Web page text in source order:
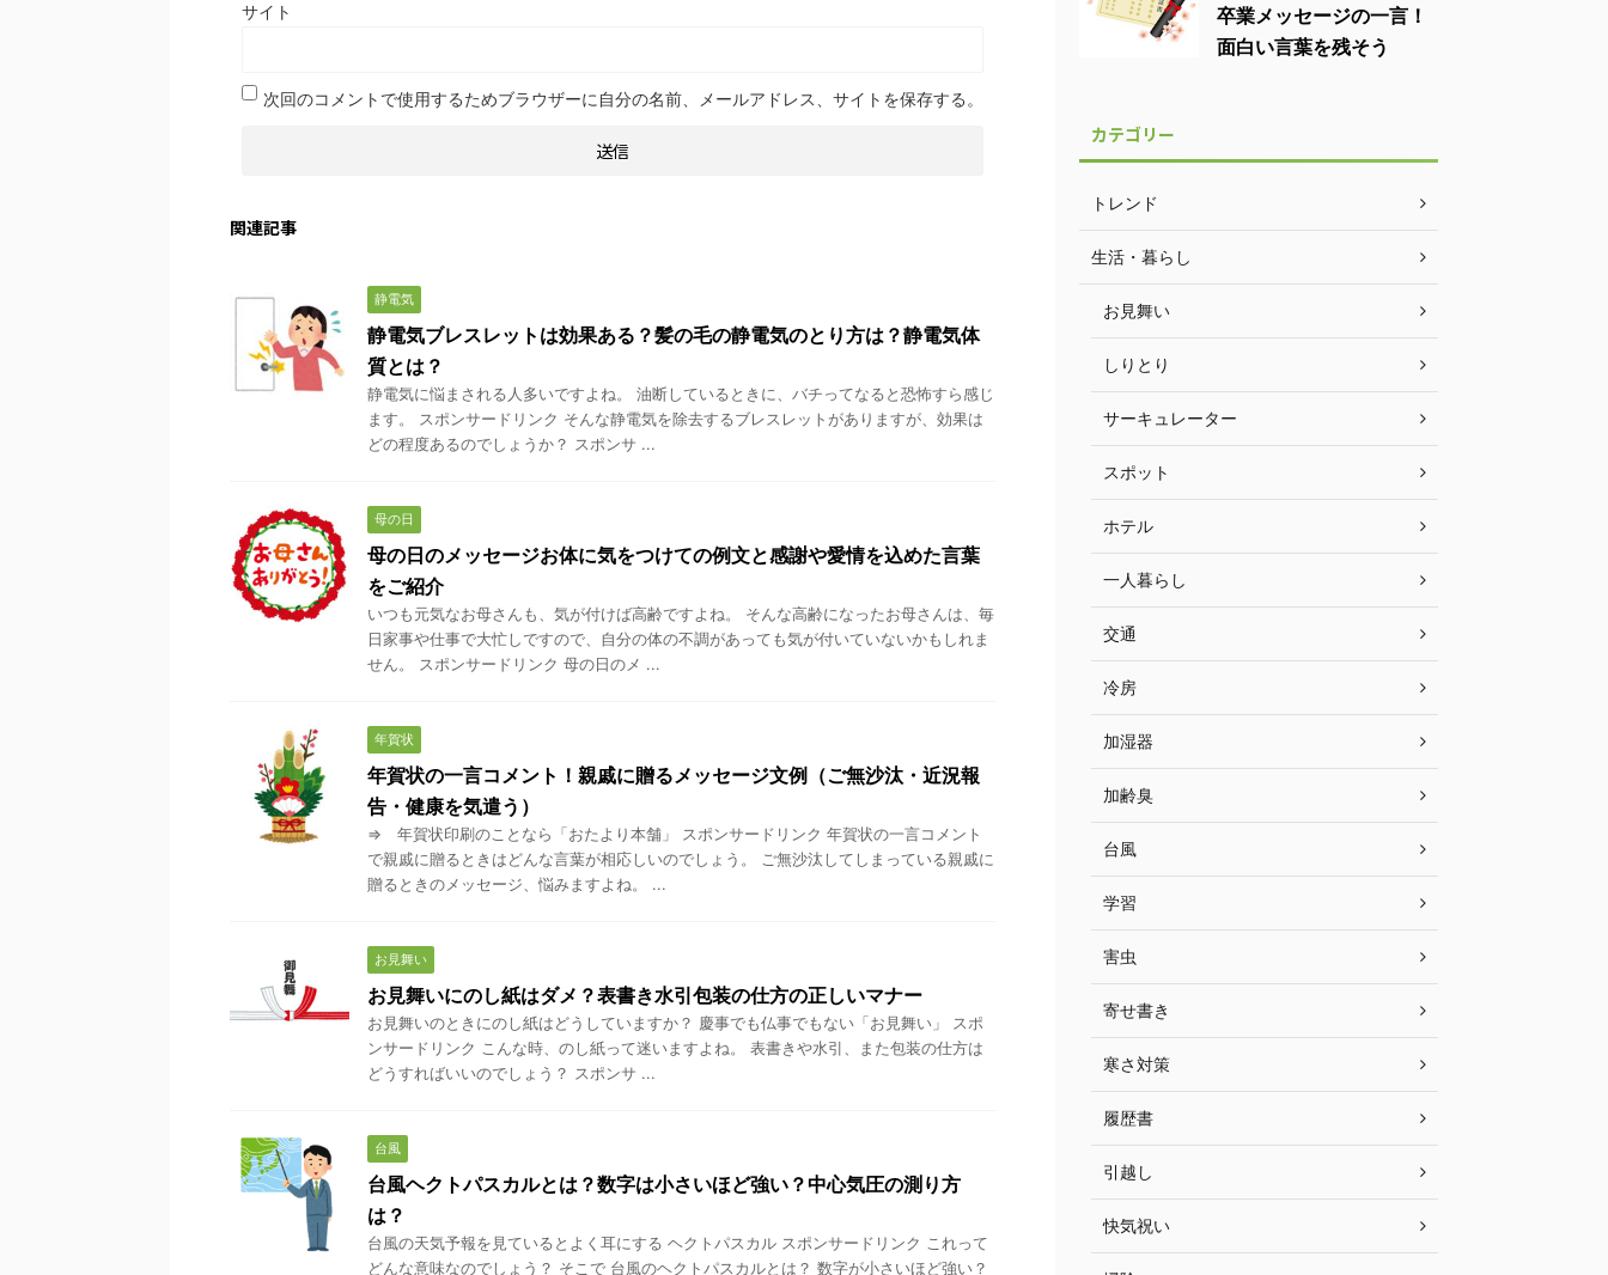
サイト
次回のコメントで使用するためブラウザーに自分の名前、メールアドレス、サイトを保存する。
関連記事
静電気
静電気ブレスレットは効果ある？髪の毛の静電気のとり方は？静電気体
質とは？
静電気に悩まされる人多いですよね。 油断しているときに、バチってなると恐怖すら感じ
ます。 スポンサードリンク そんな静電気を除去するブレスレットがありますが、効果は
どの程度あるのでしょうか？ スポンサ ...
母の日
母の日のメッセージお体に気をつけての例文と感謝や愛情を込めた言葉
をご紹介
いつも元気なお母さんも、気が付けば高齢ですよね。 そんな高齢になったお母さんは、毎
日家事や仕事で大忙しですので、自分の体の不調があっても気が付いていないかもしれま
せん。 スポンサードリンク 母の日のメ ...
年賀状
年賀状の一言コメント！親戚に贈るメッセージ文例（ご無沙汰・近況報
告・健康を気遣う）
⇒ 年賀状印刷のことなら「おたより本舗」 スポンサードリンク 年賀状の一言コメント
で親戚に贈るときはどんな言葉が相応しいのでしょう。 ご無沙汰してしまっている親戚に
贈るときのメッセージ、悩みますよね。 ...
お見舞い
お見舞いにのし紙はダメ？表書き水引包装の仕方の正しいマナー
お見舞いのときにのし紙はどうしていますか？ 慶事でも仏事でもない「お見舞い」 スポ
ンサードリンク こんな時、のし紙って迷いますよね。 表書きや水引、また包装の仕方は
どうすればいいのでしょう？ スポンサ ...
台風
台風ヘクトパスカルとは？数字は小さいほど強い？中心気圧の測り方
は？
台風の天気予報を見ているとよく耳にする ヘクトパスカル スポンサードリンク これって
どんな意味なのでしょう？ そこで 台風のヘクトパスカルとは？ 数字が小さいほど強い？
卒業メッセージの一言！
面白い言葉を残そう
カテゴリー
トレンド
生活・暮らし
お見舞い
しりとり
サーキュレーター
スポット
ホテル
一人暮らし
交通
冷房
加湿器
加齢臭
台風
学習
害虫
寄せ書き
寒さ対策
履歴書
引越し
快気祝い